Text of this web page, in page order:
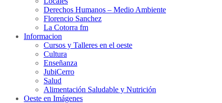
Derechos Humanos – Medio Ambiente
Florencio Sanchez
La Cotorra fm
Informacion
Cursos y Talleres en el oeste
Cultura
Enseñanza
JubiCerro
Salud
Alimentación Saludable y Nutrición
Oeste en Imágenes